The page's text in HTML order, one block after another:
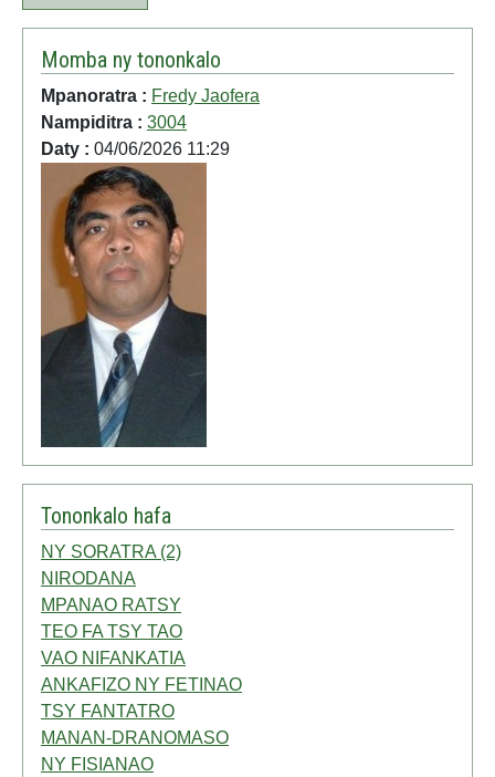
Momba ny tononkalo
Mpanoratra : Fredy Jaofera
Nampiditra : 3004
Daty : 04/06/2026 11:29
Tononkalo hafa
NY SORATRA (2)
NIRODANA
MPANAO RATSY
TEO FA TSY TAO
VAO NIFANKATIA
ANKAFIZO NY FETINAO
TSY FANTATRO
MANAN-DRANOMASO
NY FISIANAO